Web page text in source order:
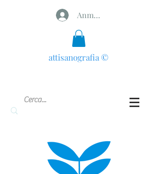
Anmelden
attisanografia ©